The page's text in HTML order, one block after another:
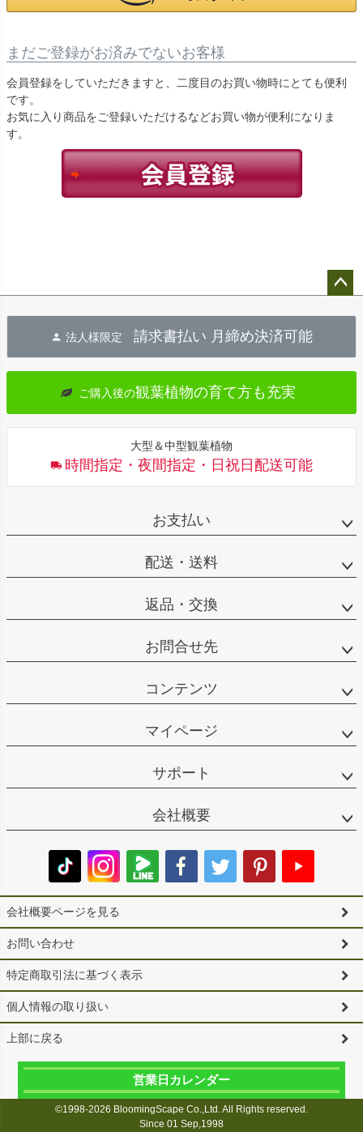
まだご登録がお済みでないお客様
会員登録をしていただきますと、二度目のお買い物時にとても便利
です。
お気に入り商品をご登録いただけるなどお買い物が便利になりま
す。
へ
法人様限定 請求書払い 月締め決済可能
ご購入後の観葉植物の育て方も充実
大型＆中型観葉植物
時間指定・夜間指定・日祝日配送可能
お支払い
配送・送料
返品・交換
お問合せ先
コンテンツ
マイページ
サポート
会社概要
会社概要ページを見る
お問い合わせ
特定商取引法に基づく表示
個人情報の取り扱い
上部に戻る
営業日カレンダー
©1998-2026 BloomingScape Co.,Ltd. All Rights reserved.
Since 01 Sep,1998